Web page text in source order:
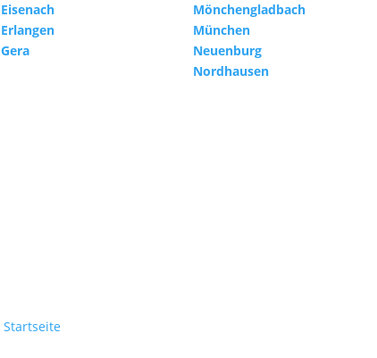
Eisenach
Erlangen
Gera
Mönchengladbach
München
Neuenburg
Nordhausen